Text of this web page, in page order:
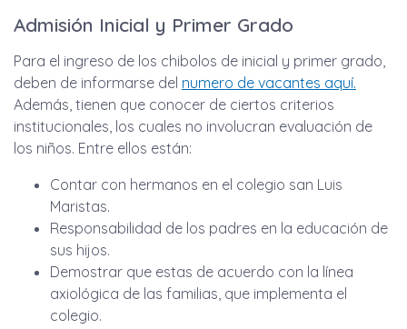
Admisión Inicial y Primer Grado
Para el ingreso de los chibolos de inicial y primer grado,
deben de informarse del numero de vacantes aquí.
Además, tienen que conocer de ciertos criterios
institucionales, los cuales no involucran evaluación de
los niños. Entre ellos están:
Contar con hermanos en el colegio san Luis
Maristas.
Responsabilidad de los padres en la educación de
sus hijos.
Demostrar que estas de acuerdo con la línea
axiológica de las familias, que implementa el
colegio.